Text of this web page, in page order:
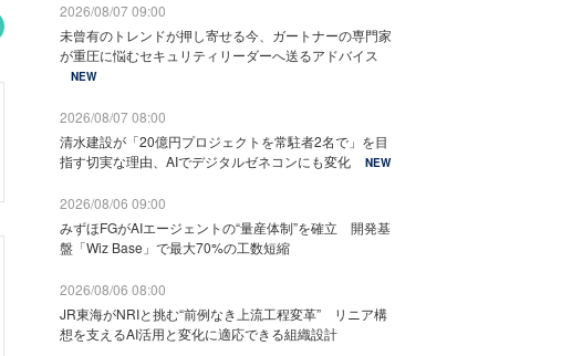
2026/08/07 09:00
未曾有のトレンドが押し寄せる今、ガートナーの専門家
が重圧に悩むセキュリティリーダーへ送るアドバイス
NEW
2026/08/07 08:00
清水建設が「20億円プロジェクトを常駐者2名で」を目
指す切実な理由、AIでデジタルゼネコンにも変化
NEW
2026/08/06 09:00
みずほFGがAIエージェントの“量産体制”を確立 開発基
盤「Wiz Base」で最大70%の工数短縮
2026/08/06 08:00
JR東海がNRIと挑む“前例なき上流工程変革” リニア構
想を支えるAI活用と変化に適応できる組織設計